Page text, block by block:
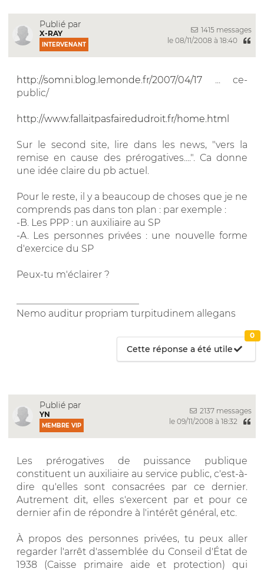
Publié par
X-RAY
INTERVENANT
1415 messages
le 08/11/2008 à 18:40
http://somni.blog.lemonde.fr/2007/04/17 ... ce-
public/
http://www.fallaitpasfairedudroit.fr/home.html
Sur le second site, lire dans les news, "vers la
remise en cause des prérogatives....". Ca donne
une idée claire du pb actuel.
Pour le reste, il y a beaucoup de choses que je ne
comprends pas dans ton plan : par exemple :
-B. Les PPP : un auxiliaire au SP
-A. Les personnes privées : une nouvelle forme
d'exercice du SP
Peux-tu m'éclairer ?
Nemo auditur propriam turpitudinem allegans
Cette réponse a été utile
0
Publié par
YN
MEMBRE VIP
2137 messages
le 09/11/2008 à 18:32
Les prérogatives de puissance publique
constituent un auxiliaire au service public, c'est-à-
dire qu'elles sont consacrées par ce dernier.
Autrement dit, elles s'exercent par et pour ce
dernier afin de répondre à l'intérêt général, etc.
À propos des personnes privées, tu peux aller
regarder l'arrêt d'assemblée du Conseil d'État de
1938 (Caisse primaire aide et protection) qui